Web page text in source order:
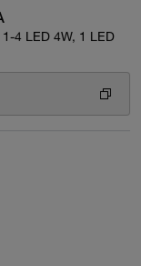
4 LED 4W, 1 LED